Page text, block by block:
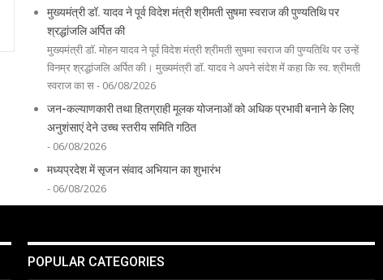
मुख्यमंत्री डॉ. यादव ने पूर्व विदेश मंत्री श्रीमती सुषमा स्वराज की पुण्यतिथि पर
श्रद्धांजलि अर्पित की
मुख्यमंत्री डॉ. मोहन यादव ने पूर्व विदेश मंत्री श्रीमती सुषमा स्वराज की पुण्यतिथि पर उन्हें
विनम्र श्रद्धांजलि अर्पित की। मुख्यमंत्री डॉ. यादव ने अपने संदेश में कहा कि स्व. श्रीमती
स्वराज का स - 06/08/2026
जन-कल्याणकारी तथा हितग्राही मूलक योजनाओं को अधिक प्रभावी बनाने के लिए
अनुशंसाएं देने उच्च स्तरीय समिति गठित
- 06/08/2026
मध्यप्रदेश में सृजन संवाद अभियान का शुभारंभ
- 06/08/2026
POPULAR CATEGORIES